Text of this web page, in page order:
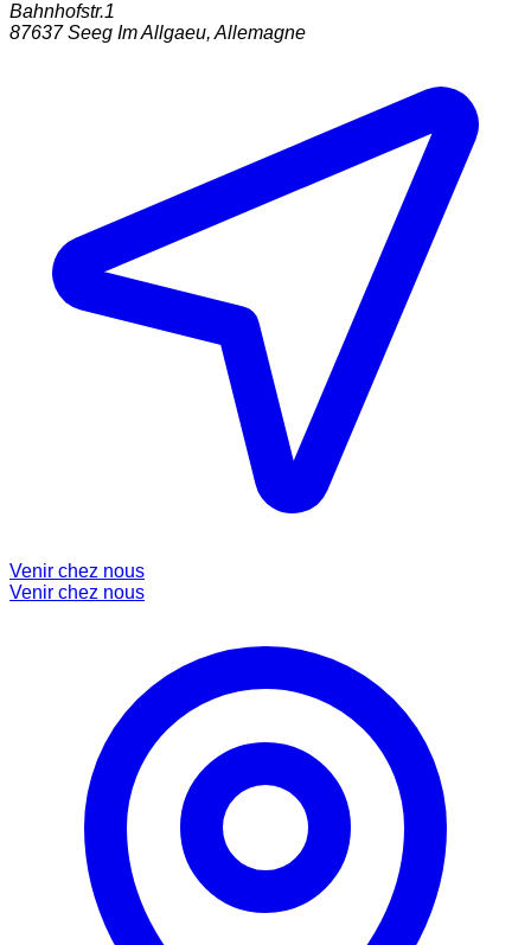
Bahnhofstr.1
87637 Seeg Im Allgaeu,Allemagne
Venir chez nous
Venir chez nous